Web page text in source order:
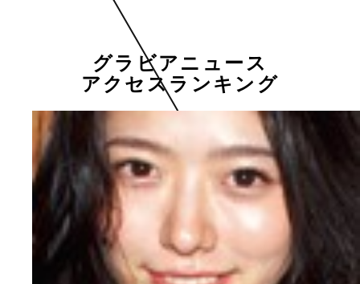
グラビアニュース
アクセスランキング